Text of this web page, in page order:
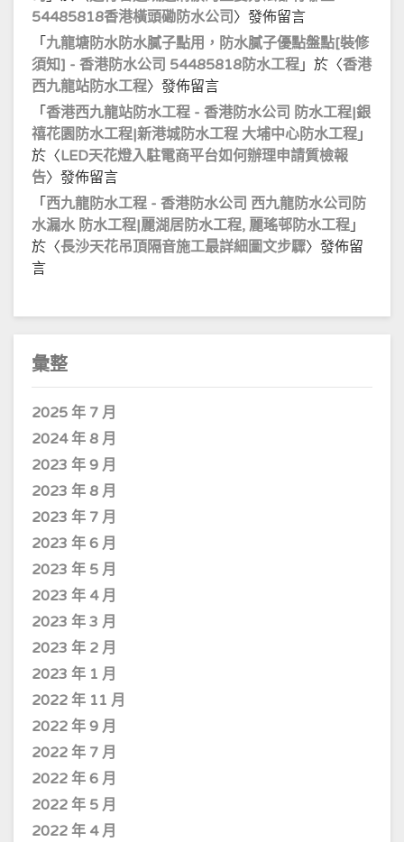
54485818香港橫頭磡防水公司 〉發佈留言
「 九龍塘防水防水膩子點用，防水膩子優點盤點[裝修
須知] - 香港防水公司 54485818防水工程 」於〈香港
西九龍站防水工程〉發佈留言
「 香港西九龍站防水工程 - 香港防水公司 防水工程|銀
禧花園防水工程|新港城防水工程 大埔中心防水工程 」
於〈LED天花燈入駐電商平台如何辦理申請質檢報
告〉發佈留言
「 西九龍防水工程 - 香港防水公司 西九龍防水公司防
水漏水 防水工程|麗湖居防水工程, 麗瑤邨防水工程 」
於〈長沙天花吊頂隔音施工最詳細圖文步驟〉發佈留
言
彙整
2025 年 7 月
2024 年 8 月
2023 年 9 月
2023 年 8 月
2023 年 7 月
2023 年 6 月
2023 年 5 月
2023 年 4 月
2023 年 3 月
2023 年 2 月
2023 年 1 月
2022 年 11 月
2022 年 9 月
2022 年 7 月
2022 年 6 月
2022 年 5 月
2022 年 4 月